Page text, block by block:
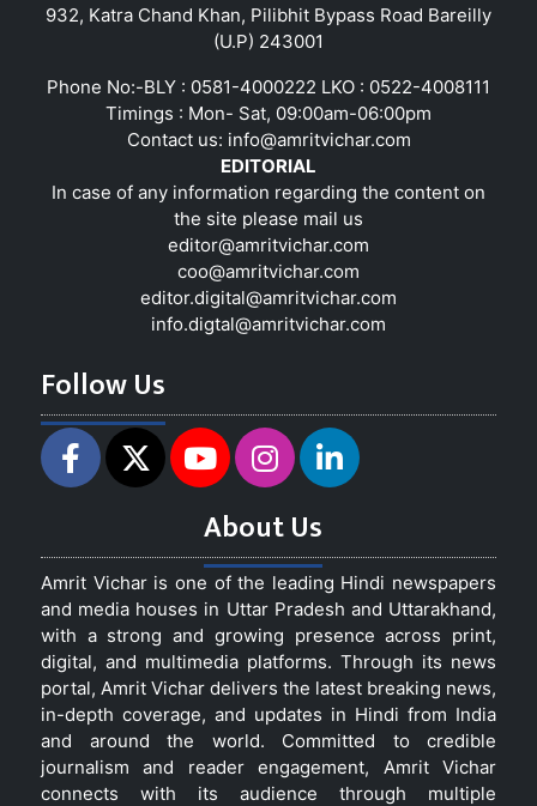
932, Katra Chand Khan, Pilibhit Bypass Road Bareilly
(U.P) 243001
Phone No:-BLY : 0581-4000222 LKO : 0522-4008111
Timings : Mon- Sat, 09:00am-06:00pm
Contact us: info@amritvichar.com
EDITORIAL
In case of any information regarding the content on
the site please mail us
editor@amritvichar.com
coo@amritvichar.com
editor.digital@amritvichar.com
info.digtal@amritvichar.com
Follow Us
About Us
Amrit Vichar is one of the leading Hindi newspapers
and media houses in Uttar Pradesh and Uttarakhand,
with a strong and growing presence across print,
digital, and multimedia platforms. Through its news
portal, Amrit Vichar delivers the latest breaking news,
in-depth coverage, and updates in Hindi from India
and around the world. Committed to credible
journalism and reader engagement, Amrit Vichar
connects with its audience through multiple